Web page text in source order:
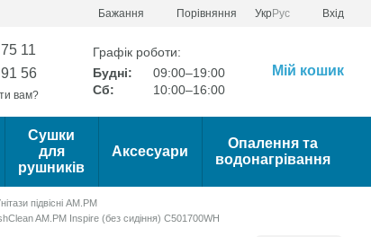
Бажання Порівняння УкрРус Вхід
11
56
вам?
Графік роботи:
Будні:
09:00–19:00
Сб:
10:00–16:00
Мій кошик
Сушки
для
рушників
Аксесуари
Опалення та
водонагрівання
підвісні AM.PM
AM.PM Inspire (без сидіння) C501700WH